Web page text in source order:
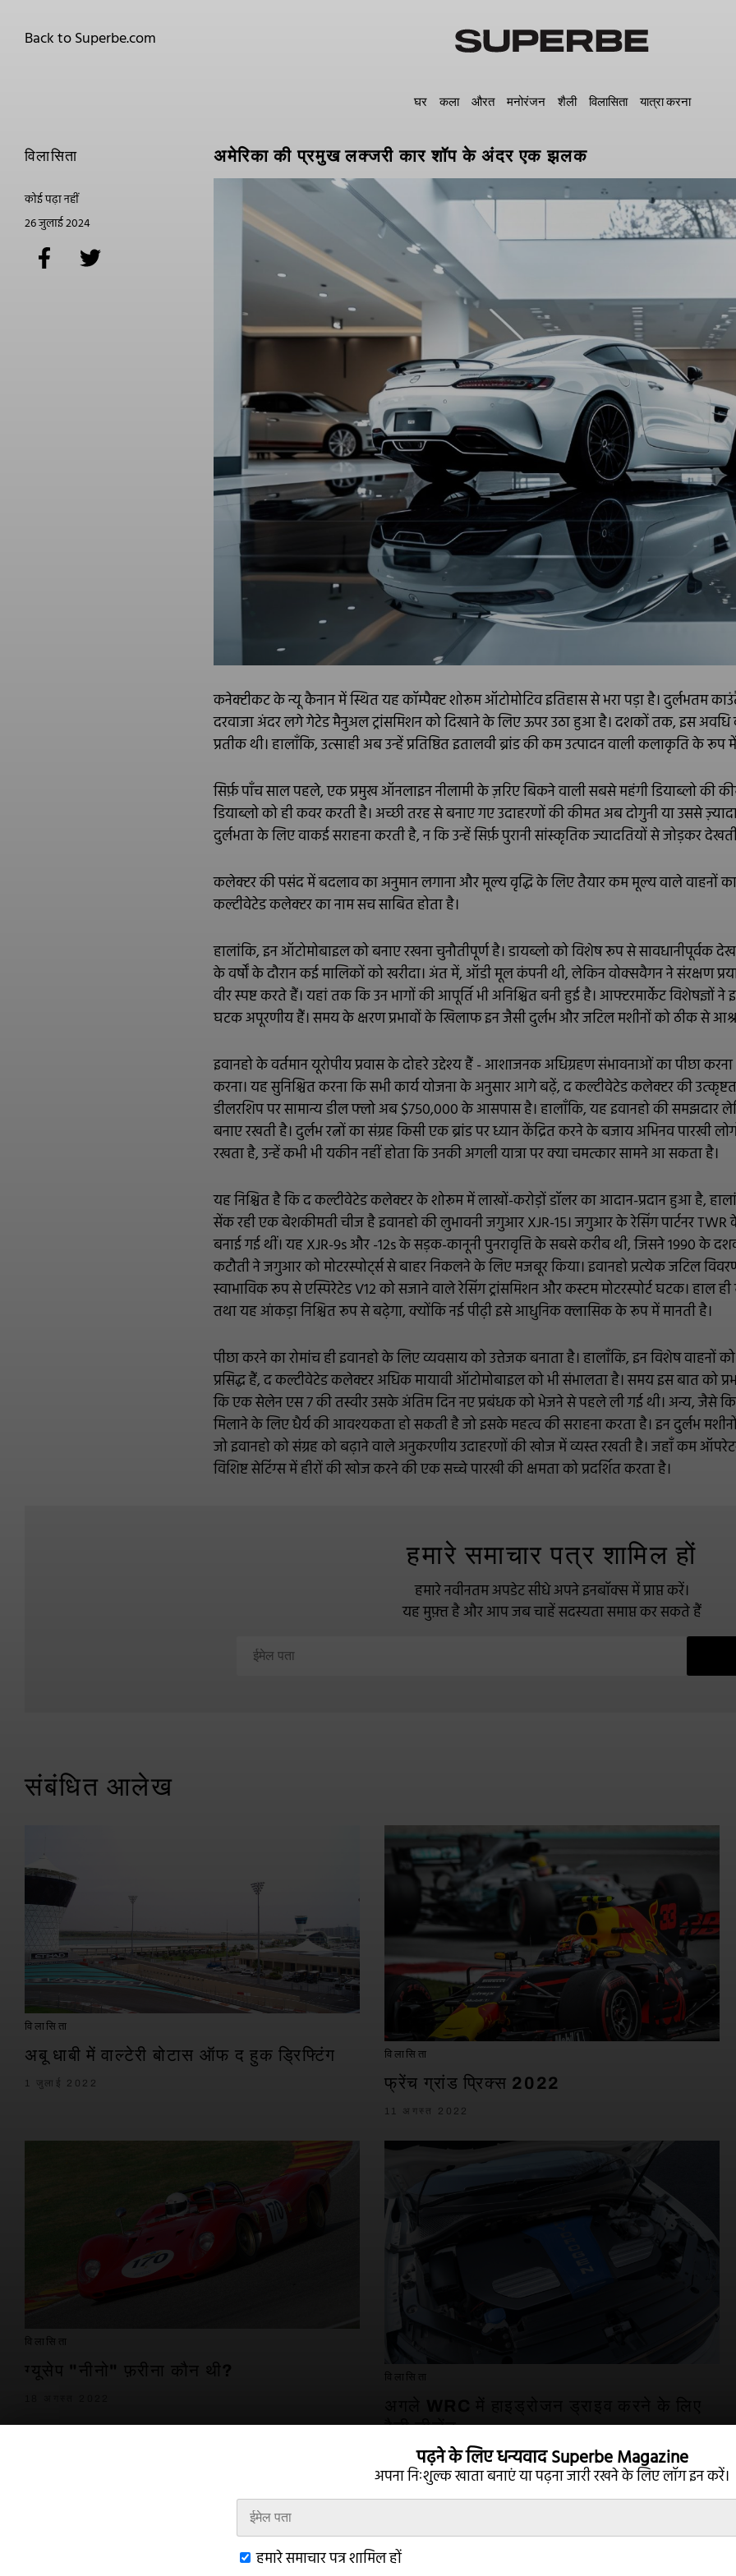
Back to Superbe.com
घर कला औरत मनोरंजन शैली विलासिता यात्रा करना
अमेरिका की प्रमुख लक्जरी कार शॉप के अंदर एक झलक
कनेक्टीकट के न्यू कैनान में स्थित यह कॉम्पैक्ट शोरूम ऑटोमोटिव इतिहास से भरा पड़ा है। दुर्लभतम
दरवाजा अंदर लगे गेटेड मैनुअल ट्रांसमिशन को दिखाने के लिए ऊपर उठा हुआ है। दशकों तक, इस
प्रतीक थी। हालाँकि, उत्साही अब उन्हें प्रतिष्ठित इतालवी ब्रांड की कम उत्पादन वाली कलाकृति के
सिर्फ़ पाँच साल पहले, एक प्रमुख ऑनलाइन नीलामी के ज़रिए बिकने वाली सबसे महंगी डियाब्लो
डियाब्लो को ही कवर करती है। अच्छी तरह से बनाए गए उदाहरणों की कीमत अब दोगुनी या उससे
दुर्लभता के लिए वाकई सराहना करती है, न कि उन्हें सिर्फ़ पुरानी सांस्कृतिक ज्यादतियों से जोड़कर
कलेक्टर की पसंद में बदलाव का अनुमान लगाना और मूल्य वृद्धि के लिए तैयार कम मूल्य वाले वाहनों
कल्टीवेटेड कलेक्टर का नाम सच साबित होता है।
हालांकि, इन ऑटोमोबाइल को बनाए रखना चुनौतीपूर्ण है। डायब्लो को विशेष रूप से सावधानीपूर्वक
के वर्षों के दौरान कई मालिकों को खरीदा। अंत में, ऑडी मूल कंपनी थी, लेकिन वोक्सवैगन ने संरक्षण
वीर स्पष्ट करते हैं। यहां तक कि उन भागों की आपूर्ति भी अनिश्चित बनी हुई है। आफ्टरमार्केट विशेषज्ञों
घटक अपूरणीय हैं। समय के क्षरण प्रभावों के खिलाफ इन जैसी दुर्लभ और जटिल मशीनों को ठीक से
इवानहो के वर्तमान यूरोपीय प्रवास के दोहरे उद्देश्य हैं - आशाजनक अधिग्रहण संभावनाओं का पीछा
करना। यह सुनिश्चित करना कि सभी कार्य योजना के अनुसार आगे बढ़ें, द कल्टीवेटेड कलेक्टर की
डीलरशिप पर सामान्य डील फ्लो अब $750,000 के आसपास है। हालाँकि, यह इवानहो की समझदार
बनाए रखती है। दुर्लभ रत्नों का संग्रह किसी एक ब्रांड पर ध्यान केंद्रित करने के बजाय अभिनव पारखी
रखता है, उन्हें कभी भी यकीन नहीं होता कि उनकी अगली यात्रा पर क्या चमत्कार सामने आ सकता है।
यह निश्चित है कि द कल्टीवेटेड कलेक्टर के शोरूम में लाखों-करोड़ों डॉलर का आदान-प्रदान हुआ है,
सेंक रही एक बेशकीमती चीज है इवानहो की लुभावनी जगुआर XJR-15। जगुआर के रेसिंग पार्टनर
बनाई गई थीं। यह XJR-9s और -12s के सड़क-कानूनी पुनरावृत्ति के सबसे करीब थी, जिसने 1990
कटौती ने जगुआर को मोटरस्पोर्ट्स से बाहर निकलने के लिए मजबूर किया। इवानहो प्रत्येक जटिल
स्वाभाविक रूप से एस्पिरेटेड V12 को सजाने वाले रेसिंग ट्रांसमिशन और कस्टम मोटरस्पोर्ट घटक।
तथा यह आंकड़ा निश्चित रूप से बढ़ेगा, क्योंकि नई पीढ़ी इसे आधुनिक क्लासिक के रूप में मानती है।
पीछा करने का रोमांच ही इवानहो के लिए व्यवसाय को उत्तेजक बनाता है। हालाँकि, इन विशेष वाहनों
प्रसिद्ध हैं, द कल्टीवेटेड कलेक्टर अधिक मायावी ऑटोमोबाइल को भी संभालता है। समय इस बात को
कि एक सेलेन एस 7 की तस्वीर उसके अंतिम दिन नए प्रबंधक को भेजने से पहले ली गई थी। अन्य, जैसे कि
मिलाने के लिए धैर्य की आवश्यकता हो सकती है जो इसके महत्व की सराहना करता है। इन दुर्लभ
जो इवानहो को संग्रह को बढ़ाने वाले अनुकरणीय उदाहरणों की खोज में व्यस्त रखती है। जहाँ कम
विशिष्ट सेटिंग्स में हीरों की खोज करने की एक सच्चे पारखी की क्षमता को प्रदर्शित करता है।
विलासिता
कोई पढ़ा नहीं
26 जुलाई 2024
हमारे समाचार पत्र शामिल हों
हमारे नवीनतम अपडेट सीधे अपने इनबॉक्स में प्राप्त करें।
यह मुफ़्त है और आप जब चाहें सदस्यता समाप्त कर सकते हैं
संबंधित आलेख
विलासिता
अबू धाबी में वाल्टेरी बोटास ऑफ द हुक ड्रिफ्टिंग
1 जुलाई 2022
विलासिता
फ्रेंच ग्रांड प्रिक्स 2022
11 अगस्त 2022
विलासिता
ग्यूसेप "नीनो" फ़रीना कौन थी? विलासिता
रैली लीजेंड
18 अगस्त 2022
पढ़ने के लिए धन्यवादSuperbe Magazine
अपना निःशुल्क खाता बनाएं या पढ़ना जारी रखने के लिएलॉग इन करें।
हमारे समाचार पत्र शामिल हों